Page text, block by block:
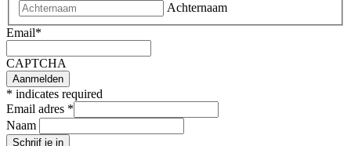
Achternaam
Email*
CAPTCHA
* indicates required
Email adres *
Naam